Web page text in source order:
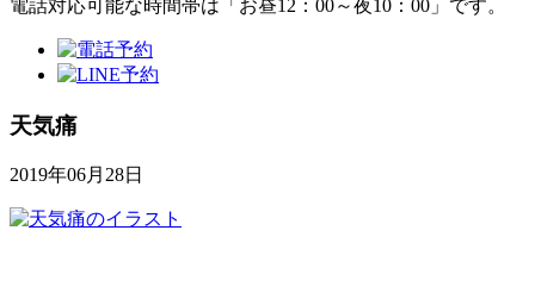
電話対応可能な時間帯は「お昼12：00～夜10：00」です。
天気痛
2019年06月28日